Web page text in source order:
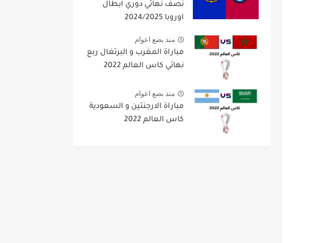
نصف نهائي دوري ابطال
اوروبا 2024/2025
منذ بضع اعوام
مباراة المغرب و البرتغال ربع
نهائي كاس العالم 2022
منذ بضع اعوام
مباراة الارجنتين و السعودية
كاس العالم 2022